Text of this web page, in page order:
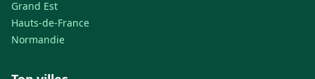
Grand Est
Hauts-de-France
Normandie